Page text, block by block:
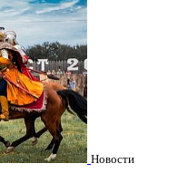
Новости